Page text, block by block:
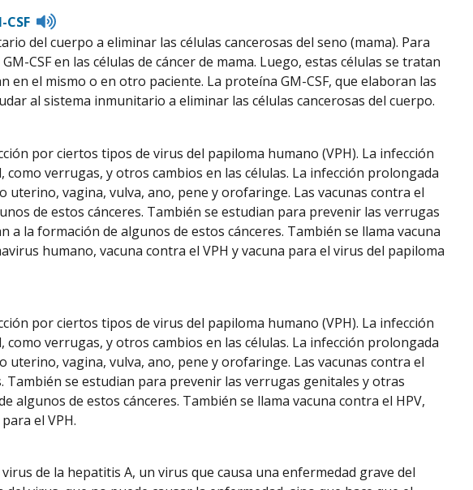
Listen
pronunciation
del cuerpo a eliminar las células cancerosas del seno (mama). Para
CSF en las células de cáncer de mama. Luego, estas células se tratan
en el mismo o en otro paciente. La proteína GM-CSF, que elaboran las
al sistema inmunitario a eliminar las células cancerosas del cuerpo.
por ciertos tipos de virus del papiloma humano (VPH). La infección
verrugas, y otros cambios en las células. La infección prolongada
uterino, vagina, vulva, ano, pene y orofaringe. Las vacunas contra el
de estos cánceres. También se estudian para prevenir las verrugas
a la formación de algunos de estos cánceres. También se llama vacuna
humano, vacuna contra el VPH y vacuna para el virus del papiloma
por ciertos tipos de virus del papiloma humano (VPH). La infección
verrugas, y otros cambios en las células. La infección prolongada
uterino, vagina, vulva, ano, pene y orofaringe. Las vacunas contra el
También se estudian para prevenir las verrugas genitales y otras
algunos de estos cánceres. También se llama vacuna contra el HPV,
el VPH.
de la hepatitis A, un virus que causa una enfermedad grave del